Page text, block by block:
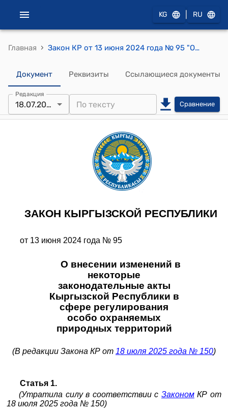
KG RU
Главная › Закон КР от 13 июня 2024 года № 95 "О внесении изменений в некоторые законодательные акты Кыргызской Республики в сфере регулирования особо охраняемых природных территорий"
Документ Реквизиты Ссылающиеся документы
Редакция
18.07.2025 Сравнение